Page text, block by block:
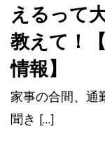
えるって
教えて！
情報】
家事の合間、通
聞き […]